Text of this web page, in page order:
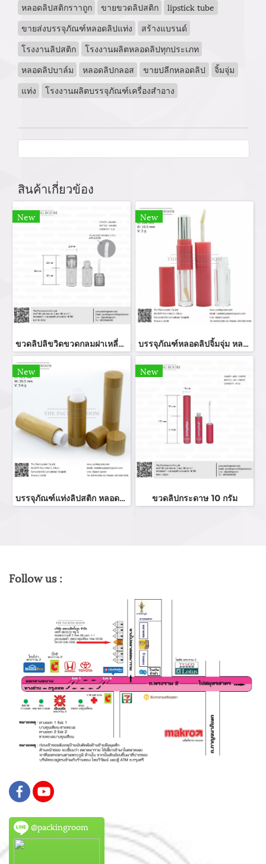
หลอดลิปสติกราาถูก
ขายขวดลิปสติก
lipstick tube
ขายส่งบรรจุภัณฑ์หลอดลิปแท่ง
สร้างแบรนด์
โรงงานลิปสติก
โรงงานผลิตหลอดลิปทุกประเภท
หลอดลิปบาล์ม
หลอดลิปกลอส ขายปลีกหลอดลิป
จิ้มจุ่ม
แท่ง
โรงงานผลิตบรรจุภัณฑ์เครื่องสำอาง
สินค้าเกี่ยวข้อง
New
ขวดลิปลิขวิดขวดกลมฝาเหลี่ยม
New
บรรจุภัณฑ์หลอดลิปจิ้มจุ่ม หลอดลิปกลอส bottle lip gloss/ lip bottle ขวดลิป บรรจุภัณฑ์ใส่ลิป จำหน่ายบรรจุภัณฑ์เครื่องสำอางรรจุภัณฑ์เครื่องสำอางทุกประเภท
New
บรรจุภัณฑ์แท่งลิปสติก หลอดลิปแท่ง Lip stick package/ Lip tube สีแดงเงาฝาปิดแม่เหล็ก จำหน่ายบรรจุภัณฑ์เครื่องสำอางทุกประเภท
New
ขวดลิปกระดาษ 10 กรัม
Follow us :
@packingroom